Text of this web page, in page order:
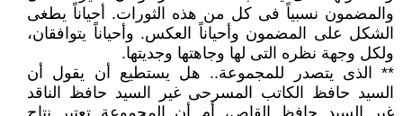
والمضمون نسبياً فى كل من هذه الثورات. أحياناً يطغى
الشكل على المضمون وأحياناً العكس. وأحياناً يتوافقان،
ولكل وجهة نظره التى لها وجاهتها وجديتها.
** الذى يتصدر للمجموعة.. هل يستطيع أن يقول أن
السيد حافظ الكاتب المسرحى غير السيد حافظ الناقد